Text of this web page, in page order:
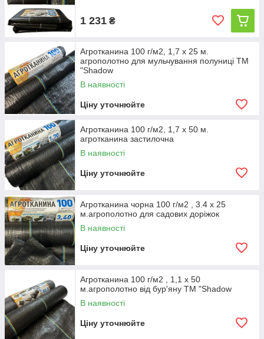
1 231 ₴
Агротканина 100 г/м2, 1,7 х 25 м.
агрополотно для мульчування полуниці ТМ
"Shadow
В наявності
Ціну уточнюйте
Агротканина 100 г/м2, 1,7 х 50 м.
агротканина застилочна
В наявності
Ціну уточнюйте
Агротканина чорна 100 г/м2 , 3.4 х 25
м.агрополотно для садових доріжок
В наявності
Ціну уточнюйте
Агротканина 100 г/м2 , 1,1 х 50
м.агрополотно від бур'яну ТМ "Shadow
В наявності
Ціну уточнюйте